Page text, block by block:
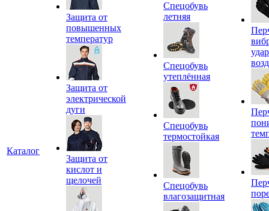
Каталог
Защита от
повышенных
температур
Защита от
электрической
дуги
Защита от
кислот и
щелочей
Спецобувь
летняя
Спецобувь
утеплённая
Спецобувь
термостойкая
Спецобувь
влагозащитная